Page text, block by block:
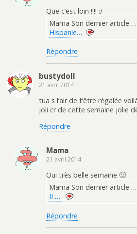
Que c’est loin !!!! :/
Mama Son dernier article …
Hispanie…
Répondre
bustydoll
21 avril 2014
tua s l’air de t’être régalée
joli cr de cette semaine jolie
Répondre
Mama
21 avril 2014
Oui très belle semaine 🙂
Mama Son dernier article …
II ….
Répondre